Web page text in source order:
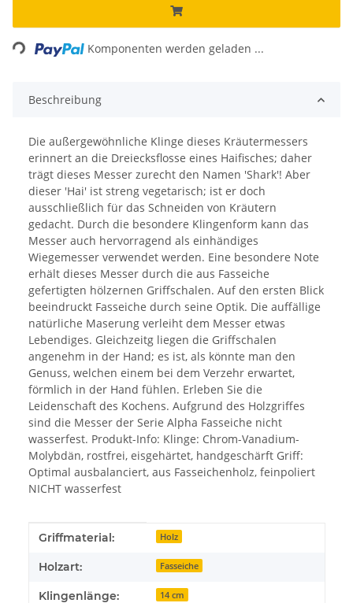
Komponenten werden geladen ...
Beschreibung
Die außergewöhnliche Klinge dieses Kräutermessers
erinnert an die Dreiecksflosse eines Haifisches; daher
trägt dieses Messer zurecht den Namen 'Shark'! Aber
dieser 'Hai' ist streng vegetarisch; ist er doch
ausschließlich für das Schneiden von Kräutern
gedacht. Durch die besondere Klingenform kann das
Messer auch hervorragend als einhändiges
Wiegemesser verwendet werden. Eine besondere Note
erhält dieses Messer durch die aus Fasseiche
gefertigten hölzernen Griffschalen. Auf den ersten Blick
beeindruckt Fasseiche durch seine Optik. Die auffällige
natürliche Maserung verleiht dem Messer etwas
Lebendiges. Gleichzeitg liegen die Griffschalen
angenehm in der Hand; es ist, als könnte man den
Genuss, welchen einem bei dem Verzehr erwartet,
förmlich in der Hand fühlen. Erleben Sie die
Leidenschaft des Kochens. Aufgrund des Holzgriffes
sind die Messer der Serie Alpha Fasseiche nicht
wasserfest. Produkt-Info: Klinge: Chrom-Vanadium-
Molybdän, rostfrei, eisgehärtet, handgeschärft Griff:
Optimal ausbalanciert, aus Fasseichenholz, feinpoliert
NICHT wasserfest
Produkteigenschaft
Wert
Griffmaterial: Holz
Holzart: Fasseiche
Klingenlänge: 14 cm